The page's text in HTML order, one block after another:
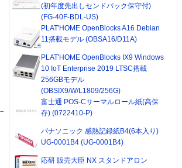
(初年度先出しセンドバック保守付)
(FG-40F-BDL-US)
PLAT'HOME OpenBlocks A16 Debian
11搭載モデル (OBSA16/D11A)
PLAT'HOME OpenBlocks IX9 Windows
10 IoT Enterprise 2019 LTSC搭載
256GBモデル
(OBSIX9/W/L1809/256G)
富士通 POS-Cサーマルロール紙(高保
存) (0722410-P)
パナソニック 感熱記録紙B4(6本入り)
UG-0001B4 (UG-0001B4)
応研 販売大臣 NX スタンドアロン